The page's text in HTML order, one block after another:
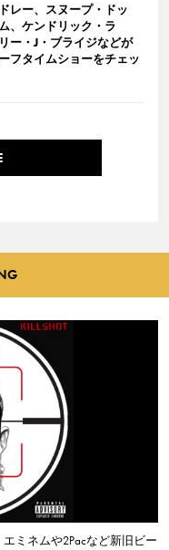
レー、スヌープ・ドッ
、ケンドリック・ラ
ー・J・ブライジなどが
フタイムショーをチェッ
ミネムや2Pacなど新旧ビー